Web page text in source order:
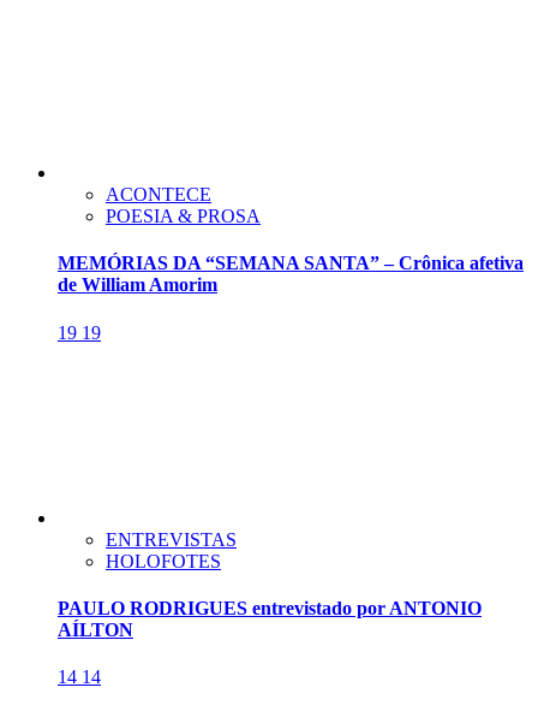
ACONTECE
POESIA & PROSA
MEMÓRIAS DA “SEMANA SANTA” – Crônica afetiva
de William Amorim
19 19
ENTREVISTAS
HOLOFOTES
PAULO RODRIGUES entrevistado por ANTONIO
AÍLTON
14 14